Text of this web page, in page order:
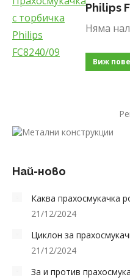
Philips
Няма
Виж
Най-ново
Каква прахосмукачка
21/12/2024
Циклон за
21/12/2024
За и против